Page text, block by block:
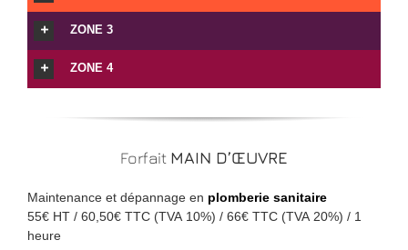
ZONE 3
ZONE 4
Forfait MAIN D’ŒUVRE
Maintenance et dépannage en plomberie sanitaire
55€ HT / 60,50€ TTC (TVA 10%) / 66€ TTC (TVA 20%) / 1
heure